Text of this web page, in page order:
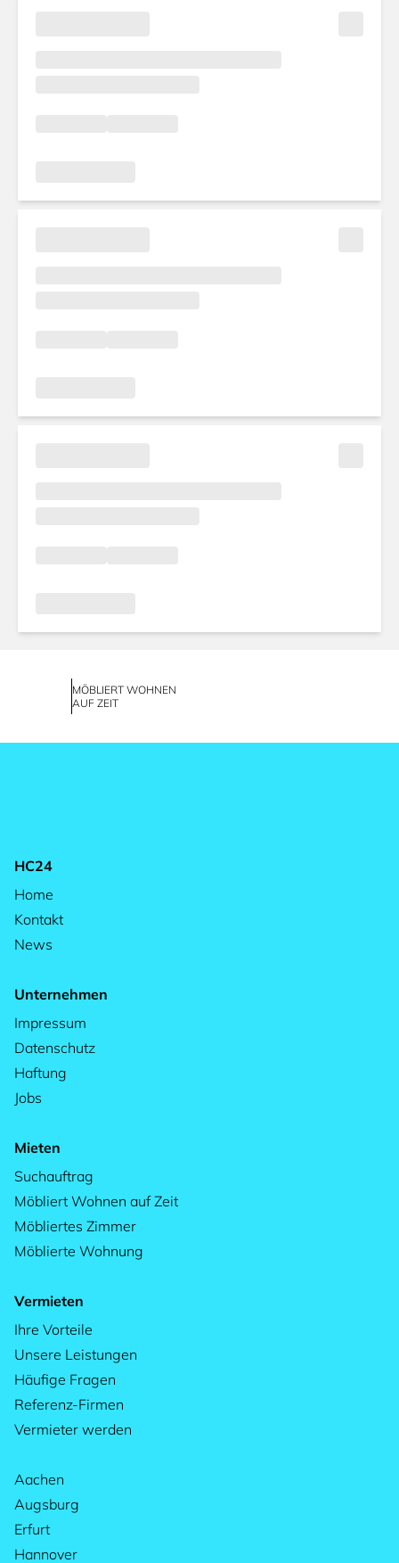
MÖBLIERT WOHNEN
AUF ZEIT
HC24
Home
Kontakt
News
Unternehmen
Impressum
Datenschutz
Haftung
Jobs
Mieten
Suchauftrag
Möbliert Wohnen auf Zeit
Möbliertes Zimmer
Möblierte Wohnung
Vermieten
Ihre Vorteile
Unsere Leistungen
Häufige Fragen
Referenz-Firmen
Vermieter werden
Aachen
Augsburg
Erfurt
Hannover